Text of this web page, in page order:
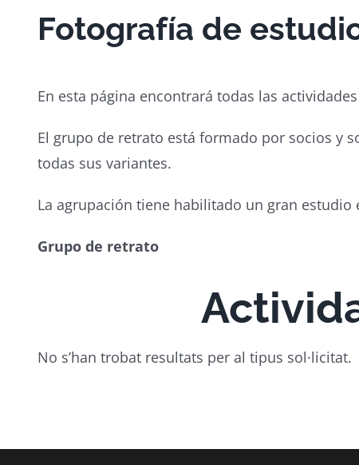
Fotografía de
En esta página encontrará todas las
El grupo de retrato está formado por socios y
todas sus variantes.
La agrupación tiene habilitado un gran
Grupo de retrato
No s’han trobat resultats per al tipus sol·licitat.